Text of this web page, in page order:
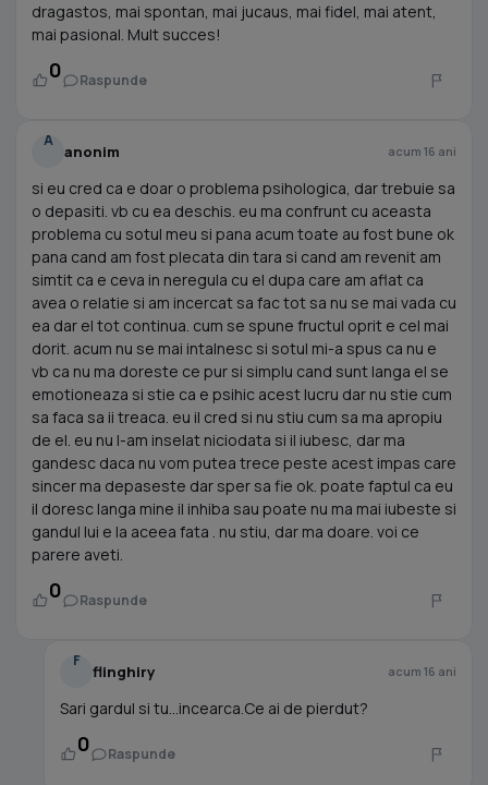
dragastos, mai spontan, mai jucaus, mai fidel, mai atent,
mai pasional. Mult succes!
0 Raspunde
A
anonim acum 16 ani
si eu cred ca e doar o problema psihologica, dar trebuie sa
o depasiti. vb cu ea deschis. eu ma confrunt cu aceasta
problema cu sotul meu si pana acum toate au fost bune ok
pana cand am fost plecata din tara si cand am revenit am
simtit ca e ceva in neregula cu el dupa care am aflat ca
avea o relatie si am incercat sa fac tot sa nu se mai vada cu
ea dar el tot continua. cum se spune fructul oprit e cel mai
dorit. acum nu se mai intalnesc si sotul mi-a spus ca nu e
vb ca nu ma doreste ce pur si simplu cand sunt langa el se
emotioneaza si stie ca e psihic acest lucru dar nu stie cum
sa faca sa ii treaca. eu il cred si nu stiu cum sa ma apropiu
de el. eu nu l-am inselat niciodata si il iubesc, dar ma
gandesc daca nu vom putea trece peste acest impas care
sincer ma depaseste dar sper sa fie ok. poate faptul ca eu
il doresc langa mine il inhiba sau poate nu ma mai iubeste si
gandul lui e la aceea fata . nu stiu, dar ma doare. voi ce
parere aveti.
0 Raspunde
F
flinghiry acum 16 ani
Sari gardul si tu...incearca.Ce ai de pierdut?
0 Raspunde